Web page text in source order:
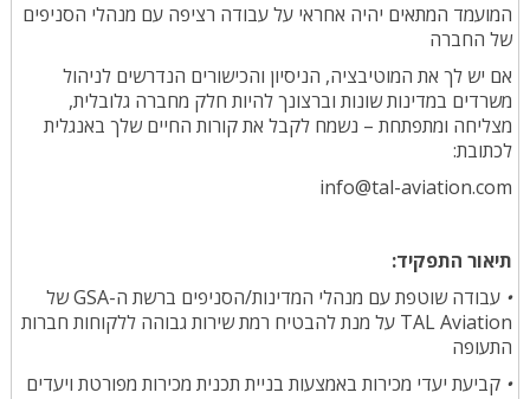
המועמד המתאים יהיה אחראי על עבודה רציפה עם מנהלי הסניפים
של החברה
אם יש לך את המוטיבציה, הניסיון והכישורים הנדרשים לניהול
משרדים במדינות שונות וברצונך להיות חלק מחברה גלובלית,
מצליחה ומתפתחת – נשמח לקבל את קורות החיים שלך באנגלית
לכתובת:
info@tal-aviation.com
תיאור התפקיד:
•
עבודה שוטפת עם מנהלי המדינות/הסניפים ברשת ה-GSA של
TAL Aviation על מנת להבטיח רמת שירות גבוהה ללקוחות חברות
התעופה
•קביעת יעדי מכירות באמצעות בניית תכנית מכירות מפורטת ויעדים